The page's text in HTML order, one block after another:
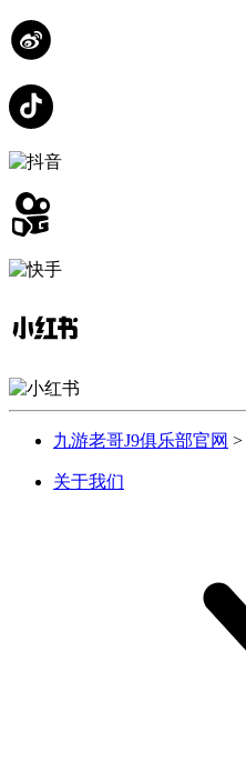
九游老哥J9俱乐部官网 >
关于我们